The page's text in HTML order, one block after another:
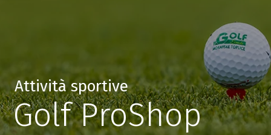
Attività sportive
Golf ProShop